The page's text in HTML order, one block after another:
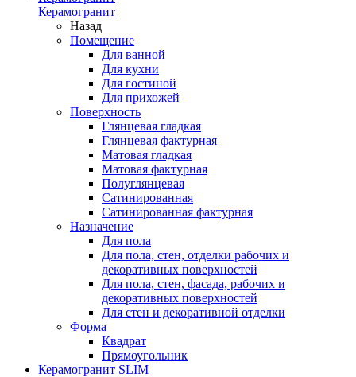
Керамогранит
Назад
Помещение
Для ванной
Для кухни
Для гостиной
Для прихожей
Поверхность
Глянцевая гладкая
Глянцевая фактурная
Матовая гладкая
Матовая фактурная
Полуглянцевая
Сатинированная
Сатинированная фактурная
Назначение
Для пола
Для пола, стен, отделки рабочих и
декоративных поверхностей
Для пола, стен, фасада, рабочих и
декоративных поверхностей
Для стен и декоративной отделки
Форма
Квадрат
Прямоугольник
Керамогранит SLIM